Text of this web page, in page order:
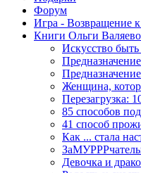
Форум
Игра - Возвращение к
Книги Ольги
Искусство
Женщина,
Перезагрузка:
85 способов
41 способ
Как ... стала
Девочка и